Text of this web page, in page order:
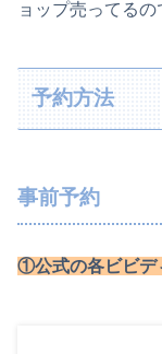
ョップ売ってるの
予約方法
事前予約
①公式の各ビビデ